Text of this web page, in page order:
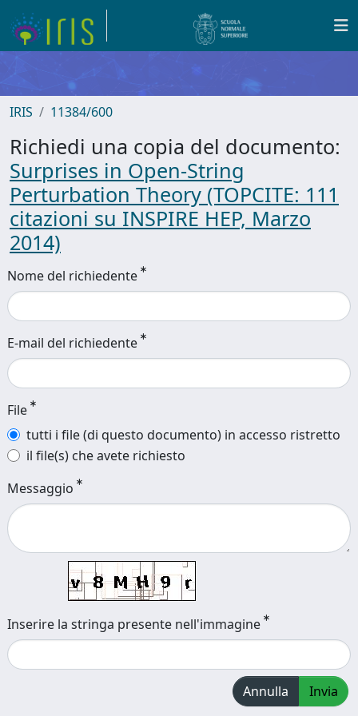
IRIS 11384/600
Richiedi una copia del documento:
Surprises in Open-String
Perturbation Theory (TOPCITE: 111
citazioni su INSPIRE HEP, Marzo
2014)
Nome del richiedente
E-mail del richiedente
File
tutti i file (di questo documento) in accesso ristretto
il file(s) che avete richiesto
Messaggio
Inserire la stringa presente nell'immagine
Annulla Invia